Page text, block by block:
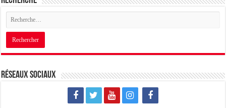
Réseaux sociaux